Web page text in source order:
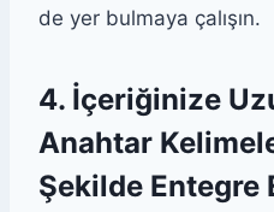
de yer bulmaya çalışın.
4. İçeriğinize
Anahtar
Şekilde Entegre